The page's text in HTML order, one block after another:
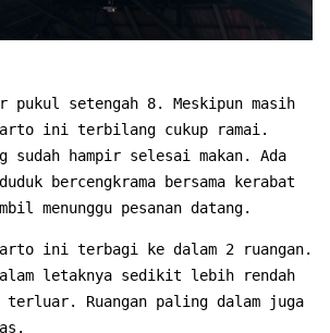
setengah 8. Meskipun masih
ini terbilang cukup ramai.
sudah hampir selesai makan. Ada
bercengkrama bersama kerabat
menunggu pesanan datang.
ini terbagi ke dalam 2 ruangan.
letaknya sedikit lebih rendah
terluar. Ruangan paling dalam juga